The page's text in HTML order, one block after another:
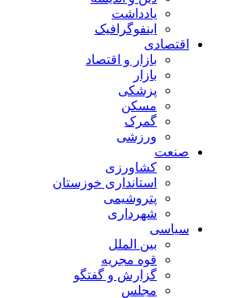
یادداشت
اینفوگرافیک
اقتصادی
بازار و اقتصاد
بازار
پزشکی
مسکن
گمرک
ورزشی
صنعت
کشاورزی
استانداری خوزستان
پتروشیمی
شهرداری
سیاسی
بین الملل
قوه مجریه
گزارش و گفتگو
مجلس